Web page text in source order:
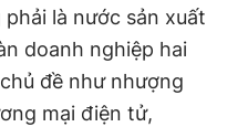
là nước sản xuất
doanh nghiệp hai
đề như nhượng
mại điện tử,